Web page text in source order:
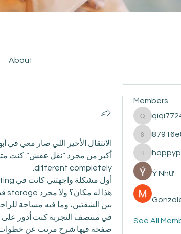
About
different completely.
بين الشقتين، وما فيه مساحة
صفحة فيها شرح مرتب عن خطوات
Members
qiqi77246
happypypy04
Ý Như
See All